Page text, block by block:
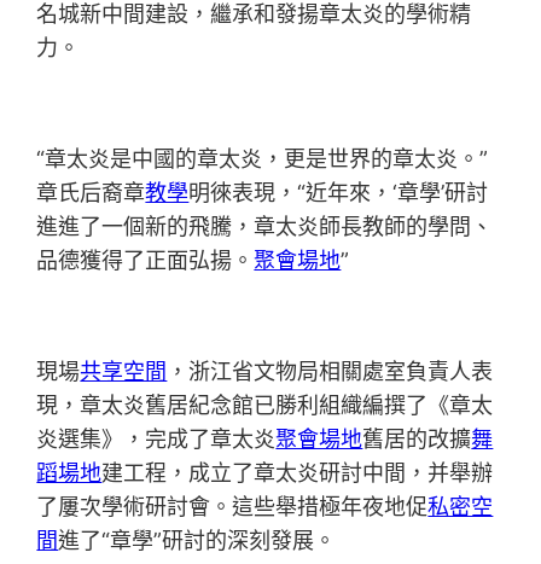
名城新中間建設，繼承和發揚章太炎的學術精
力。
“章太炎是中國的章太炎，更是世界的章太炎。”
章氏后裔章教學明徠表現，“近年來，‘章學’研討
進進了一個新的飛騰，章太炎師長教師的學問、
品德獲得了正面弘揚。聚會場地”
現場共享空間 ，浙江省文物局相關處室負責人表
現，章太炎舊居紀念館已勝利組織編撰了《章太
炎選集》，完成了章太炎聚會場地舊居的改擴舞
蹈場地建工程，成立了章太炎研討中間，并舉辦
了屢次學術研討會。這些舉措極年夜地促私密空
間進了“章學”研討的深刻發展。